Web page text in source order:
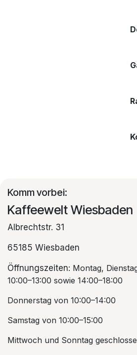
Komm vorbei:
Kaffeewelt Wiesbaden
Albrechtstr. 31
65185 Wiesbaden
Öffnungszeiten: Montag,
10:00–13:00 sowie 14:00–18:00
Donnerstag von 10:00–14:00
Samstag von 10:00–15:00
Mittwoch und Sonntag